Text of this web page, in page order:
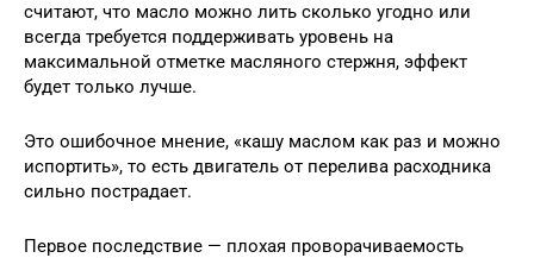
считают, что масло можно лить сколько угодно или
всегда требуется поддерживать уровень на
максимальной отметке масляного стержня, эффект
будет только лучше.
Это ошибочное мнение, «кашу маслом как раз и можно
испортить», то есть двигатель от перелива расходника
сильно пострадает.
Первое последствие — плохая проворачиваемость